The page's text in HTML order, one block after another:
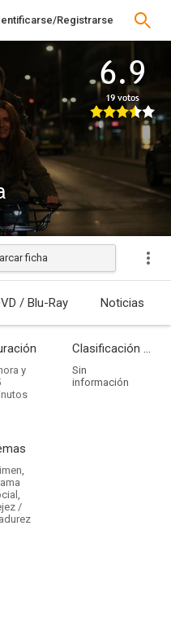
Registrarse
6.9
19 votos
Estrenada
ficha
/ Blu-Ray Noticias
y
Clasificación por edades
Sin
información
,
,
/